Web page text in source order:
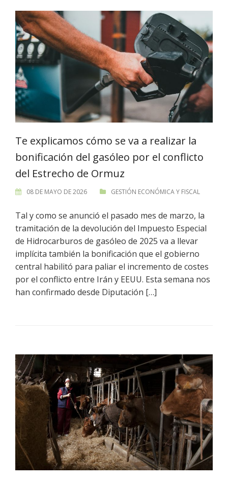
Te explicamos cómo se va a realizar la
bonificación del gasóleo por el conflicto
del Estrecho de Ormuz
08 DE MAYO DE 2026 GESTIÓN ECONÓMICA Y FISCAL
Tal y como se anunció el pasado mes de marzo, la
tramitación de la devolución del Impuesto Especial
de Hidrocarburos de gasóleo de 2025 va a llevar
implícita también la bonificación que el gobierno
central habilitó para paliar el incremento de costes
por el conflicto entre Irán y EEUU. Esta semana nos
han confirmado desde Diputación […]